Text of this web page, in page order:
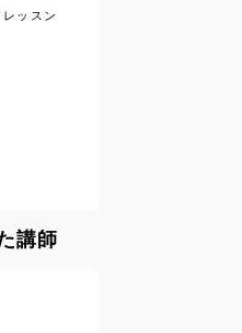
ッスン
講師